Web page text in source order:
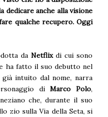
anche alla visione
qualche recupero. Oggi
da Netflix di cui sono
ha fatto il suo debutto nel
già intuito dal nome, narra
diMarco Polo,
che, durante il suo
zio sulla Via della Seta, si